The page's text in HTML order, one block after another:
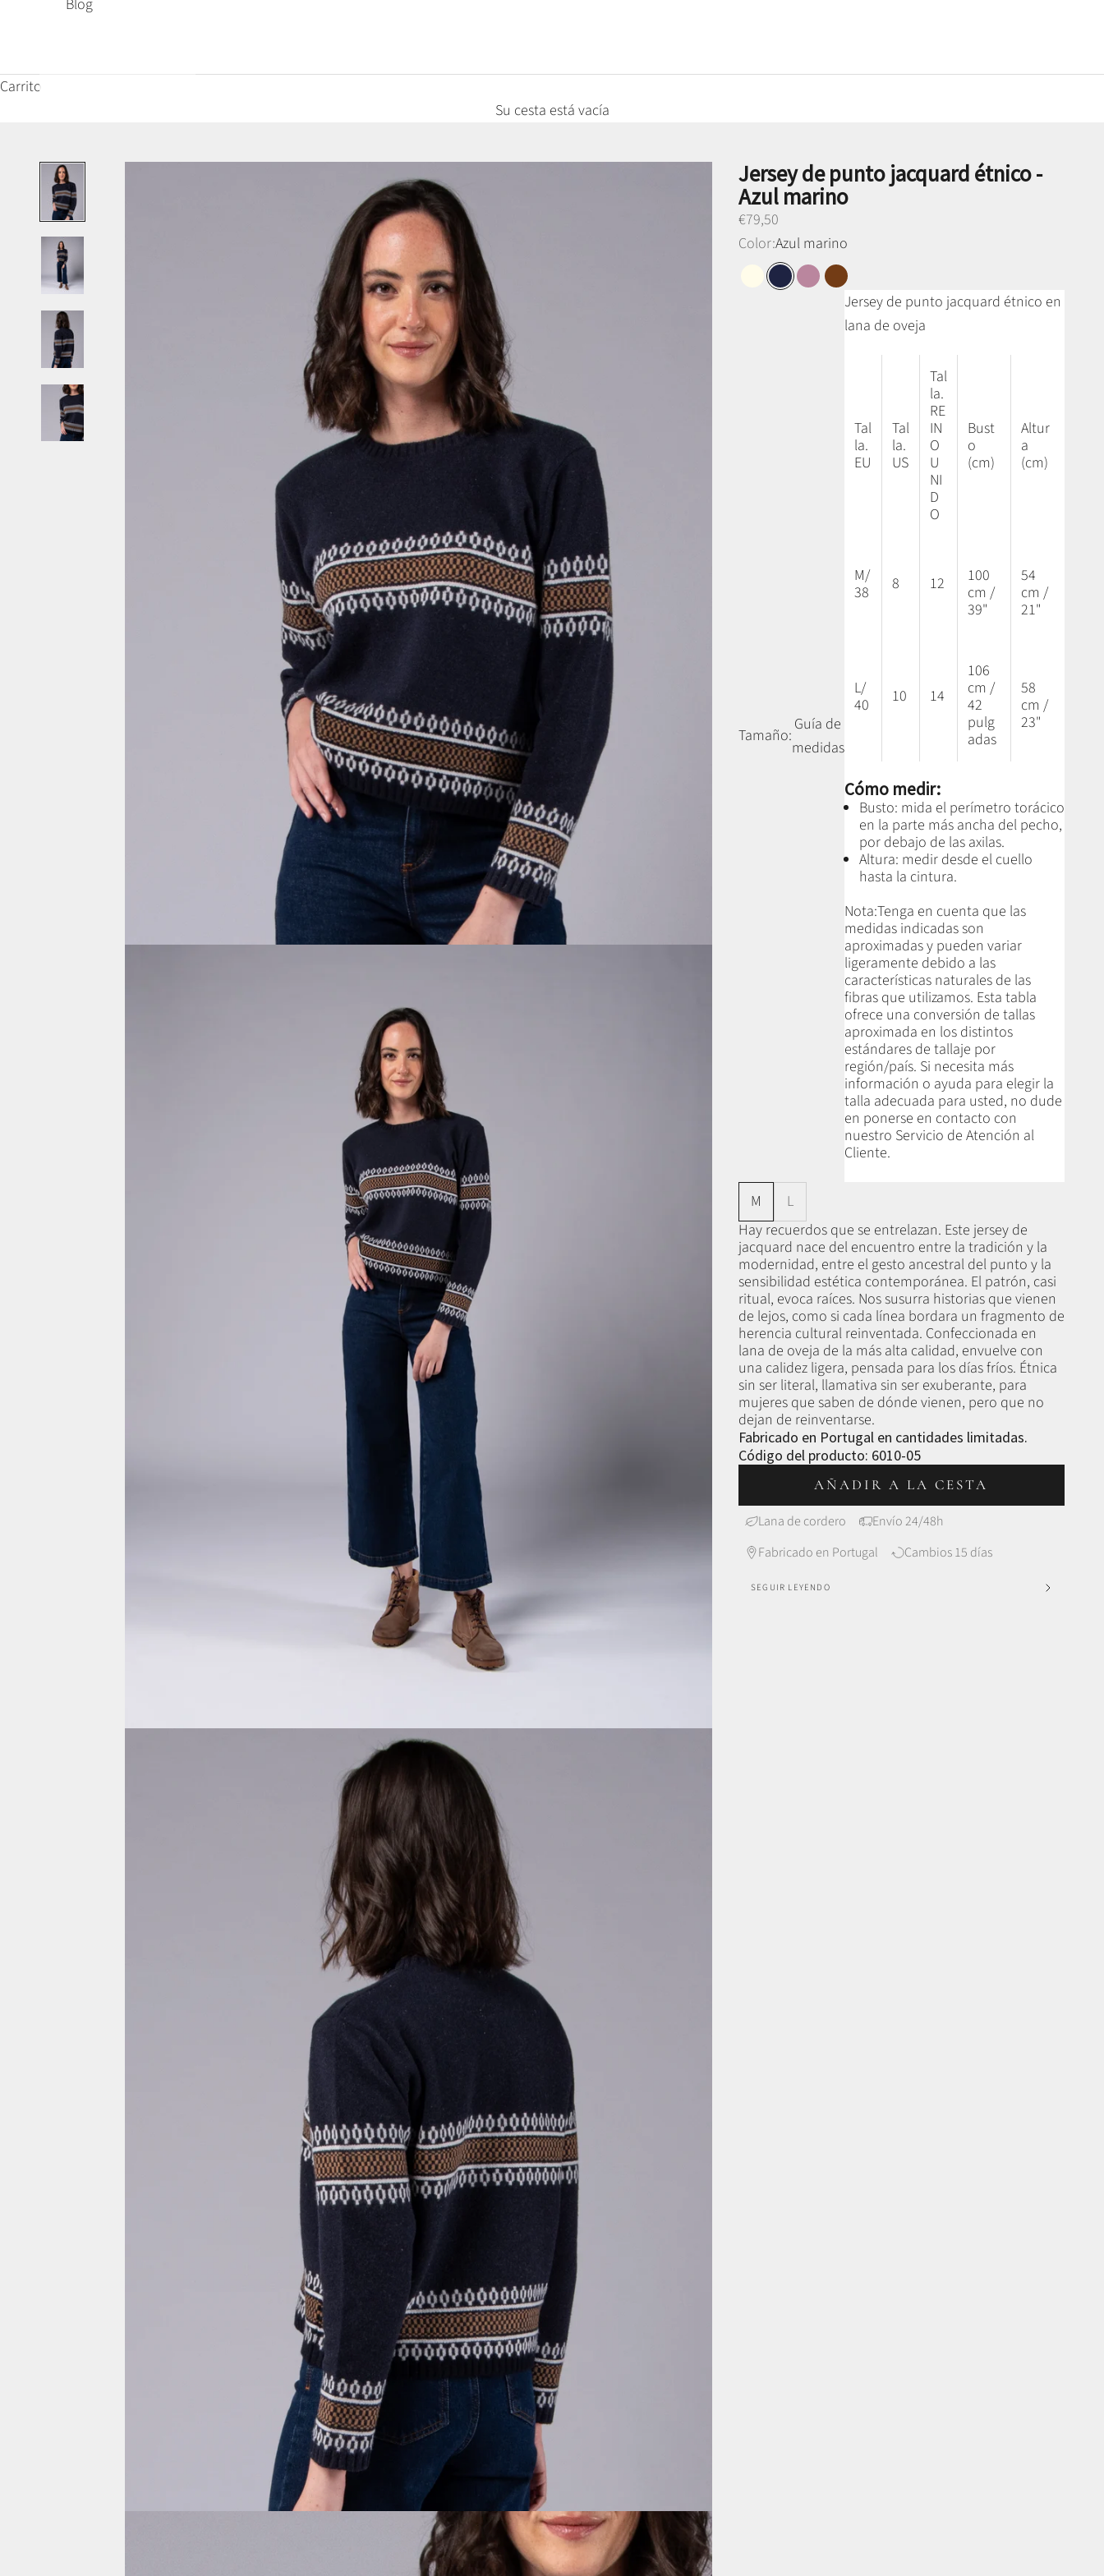
Blog
Carrito
Su cesta está vacía
Jersey de punto jacquard étnico -
Azul marino
Preço promocional
€79,50
Color:Azul marino
Blanco Perla
Azul marino
Lavanda
Cigar
Tamaño:
Guía de
medidas
Jersey de punto jacquard étnico en
lana de oveja
Tal
la.
EU
Tal
la.
US
Tal
la.
RE
IN
O
U
NI
D
O
Bust
o
(cm)
Altur
a
(cm)
M/
38
8 12
100
cm /
39"
54
cm /
21"
L/
40
10 14
106
cm /
42
pulg
adas
58
cm /
23"
Cómo medir:
Busto: mida el perímetro torácico
en la parte más ancha del pecho,
por debajo de las axilas.
Altura: medir desde el cuello
hasta la cintura.
Nota:Tenga en cuenta que las
medidas indicadas son
aproximadas y pueden variar
ligeramente debido a las
características naturales de las
fibras que utilizamos. Esta tabla
ofrece una conversión de tallas
aproximada en los distintos
estándares de tallaje por
región/país. Si necesita más
información o ayuda para elegir la
talla adecuada para usted, no dude
en ponerse en contacto con
nuestro Servicio de Atención al
Cliente.
M
L
Hay recuerdos que se entrelazan. Este jersey de
jacquard nace del encuentro entre la tradición y la
modernidad, entre el gesto ancestral del punto y la
sensibilidad estética contemporánea. El patrón, casi
ritual, evoca raíces. Nos susurra historias que vienen
de lejos, como si cada línea bordara un fragmento de
herencia cultural reinventada. Confeccionada en
lana de oveja de la más alta calidad, envuelve con
una calidez ligera, pensada para los días fríos. Étnica
sin ser literal, llamativa sin ser exuberante, para
mujeres que saben de dónde vienen, pero que no
dejan de reinventarse.
Fabricado en Portugal en cantidades limitadas.
Código del producto: 6010-05
AÑADIR A LA CESTA
Lana de cordero
Envío 24/48h
Fabricado en Portugal
Cambios 15 días
SEGUIR LEYENDO